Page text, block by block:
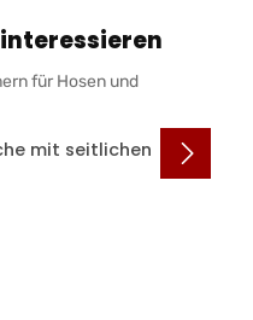
mit seitlichen